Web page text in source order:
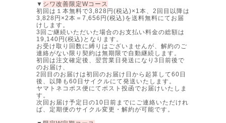
▼ シワ改善限定Wコース
初回は１本無料で3,828円(税込)×1本、2回目以降は
3,828円×2本＝7,656円(税込)を送料無料にてお届
けします。
3回ご継続いただいた場合のお支払い料金の総額は
19,140円(税込)となります。
お受け取り回数に縛りはございませんが、解約のご
連絡がない限り契約は無期限で自動継続します。
初回は注文確定後、翌営業日発送になり3日前後で
のお届け、
2回目のお届けは初回のお届け日から起算して60日
後、以降も60日サイクルにて発送いたします。
ヤマトネコポス便にてポスト投函でお届けいたしま
す。
次回お届け予定日の10日前までにご連絡いただけれ
ば、定期便のサイクル変更・解約が可能です。